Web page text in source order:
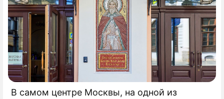
В самом центре Москвы, на одной из